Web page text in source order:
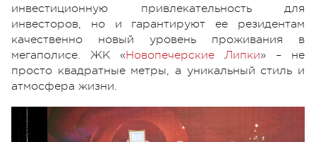
инвестиционную привлекательность для
инвесторов, но и гарантируют ее резидентам
качественно новый уровень проживания в
мегаполисе. ЖК «Новопечерские Липки» – не
просто квадратные метры, а уникальный стиль и
атмосфера жизни.